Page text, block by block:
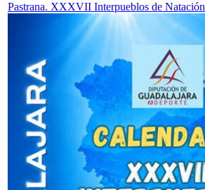
Pastrana. XXXVII Interpueblos de Natación